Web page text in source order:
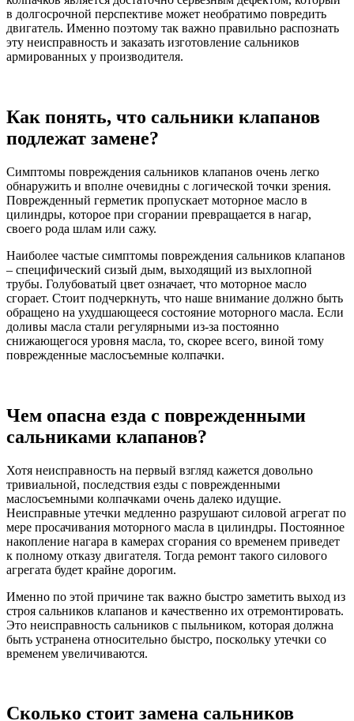
в долгосрочной перспективе может необратимо повредить
двигатель. Именно поэтому так важно правильно распознать
эту неисправность и заказать изготовление сальников
армированных у производителя.
Как понять, что сальники клапанов
подлежат замене?
Симптомы повреждения сальников клапанов очень легко
обнаружить и вполне очевидны с логической точки зрения.
Поврежденный герметик пропускает моторное масло в
цилиндры, которое при сгорании превращается в нагар,
своего рода шлам или сажу.
Наиболее частые симптомы повреждения сальников клапанов
– специфический сизый дым, выходящий из выхлопной
трубы. Голубоватый цвет означает, что моторное масло
сгорает. Стоит подчеркнуть, что наше внимание должно быть
обращено на ухудшающееся состояние моторного масла. Если
доливы масла стали регулярными из-за постоянно
снижающегося уровня масла, то, скорее всего, виной тому
поврежденные маслосъемные колпачки.
Чем опасна езда с поврежденными
сальниками клапанов?
Хотя неисправность на первый взгляд кажется довольно
тривиальной, последствия езды с поврежденными
маслосъемными колпачками очень далеко идущие.
Неисправные утечки медленно разрушают силовой агрегат по
мере просачивания моторного масла в цилиндры. Постоянное
накопление нагара в камерах сгорания со временем приведет
к полному отказу двигателя. Тогда ремонт такого силового
агрегата будет крайне дорогим.
Именно по этой причине так важно быстро заметить выход из
строя сальников клапанов и качественно их отремонтировать.
Это неисправность сальников с пыльником, которая должна
быть устранена относительно быстро, поскольку утечки со
временем увеличиваются.
Сколько стоит замена сальников